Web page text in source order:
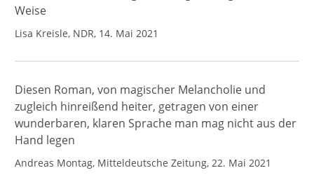
Weise
Lisa Kreisle, NDR, 14. Mai 2021
Diesen Roman, von magischer Melancholie und
zugleich hinreißend heiter, getragen von einer
wunderbaren, klaren Sprache man mag nicht aus der
Hand legen
Andreas Montag, Mitteldeutsche Zeitung, 22. Mai 2021